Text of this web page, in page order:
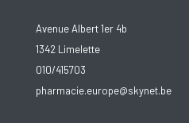
Avenue Albert 1er 4b
1342 Limelette
010/415703
pharmacie.europe@skynet.be